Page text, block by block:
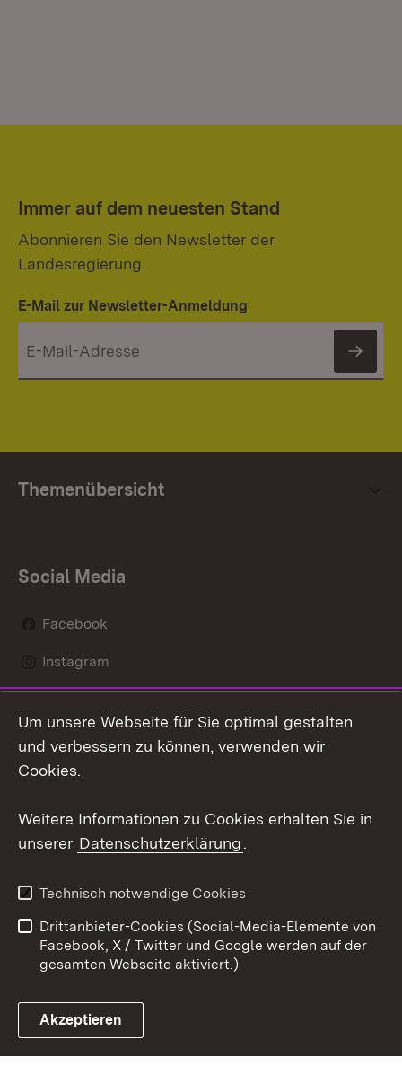
Immer auf dem neuesten Stand
Abonnieren Sie den Newsletter der
Landesregierung.
E-Mail zur Newsletter-Anmeldung
Themenübersicht
Social Media
Facebook
Instagram
Mastodon
Youtube
Link zum Landesportal
Kontakt
Datenschutz
Barrierefreiheit
Impressum Cookies
Um unsere Webseite für Sie optimal gestalten
und verbessern zu können, verwenden wir
Cookies.
Weitere Informationen zu Cookies erhalten Sie in
unserer Datenschutzerklärung.
Technisch notwendige Cookies
Drittanbieter-Cookies (Social-Media-Elemente von
Facebook, X / Twitter und Google werden auf der
gesamten Webseite aktiviert.)
Akzeptieren